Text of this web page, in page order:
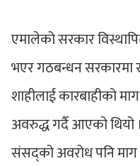
एमालेको सरकार
भएर गठबन्धन सरकारमा
शाहीलाई कारबाहीको
अवरुद्ध गर्दै आएको
संसद्को अवरोध पनि माग